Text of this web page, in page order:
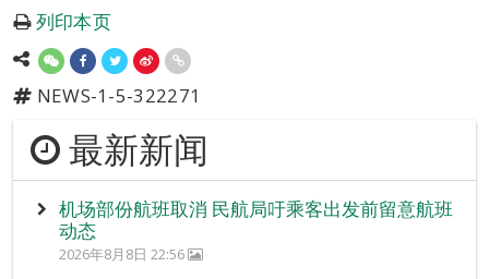
列印本页
NEWS-1-5-322271
最新新闻
机场部份航班取消 民航局吁乘客出发前留意航班
动态
2026年8月8日 22:56